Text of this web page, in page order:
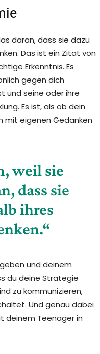
daran, dass sie dazu
Das ist ein Zitat von
Erkenntnis. Es
gegen dich
und seine oder ihre
Es ist, als ob dein
mit eigenen Gedanken
weil sie
dass sie
ihres
und deinem
du deine Strategie
zu kommunizieren,
Und genau dabei
deinem Teenager in